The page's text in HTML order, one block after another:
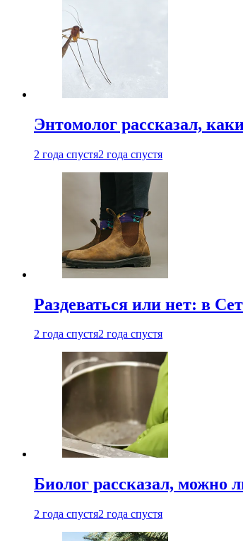
Энтомолог рассказал,
2 года спустя2 года спустя
Раздеваться или нет: в
2 года спустя2 года спустя
Биолог рассказал, можно
2 года спустя2 года спустя